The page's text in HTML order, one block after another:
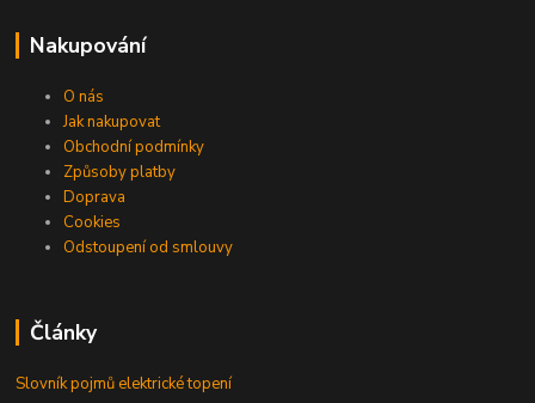
Nakupování
O nás
Jak nakupovat
Obchodní podmínky
Způsoby platby
Doprava
Cookies
Odstoupení od smlouvy
Články
Slovník pojmů elektrické topení